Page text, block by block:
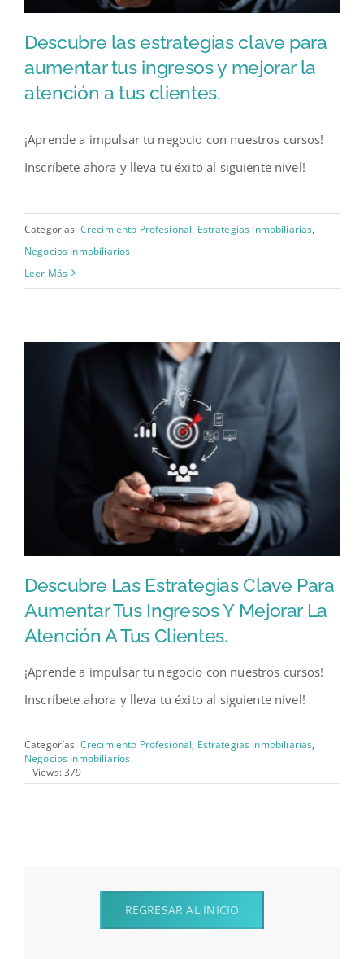
Descubre las estrategias clave
mejorar la atención a tus
clientes.
Descubre las estrategias clave para
aumentar tus ingresos y mejorar la
atención a tus clientes.
¡Aprende a impulsar tu negocio con nuestros cursos!
Inscríbete ahora y lleva tu éxito al siguiente nivel!
Categorías: Crecimiento Profesional, Estrategias Inmobiliarias,
Negocios Inmobiliarios
Leer Más
Descubre Las Estrategias Clave Para
Aumentar Tus Ingresos Y Mejorar La
Atención A Tus Clientes.
¡Aprende a impulsar tu negocio con nuestros cursos!
Inscríbete ahora y lleva tu éxito al siguiente nivel!
Categorías: Crecimiento Profesional, Estrategias Inmobiliarias,
Negocios Inmobiliarios
Views: 379
REGRESAR AL INICIO